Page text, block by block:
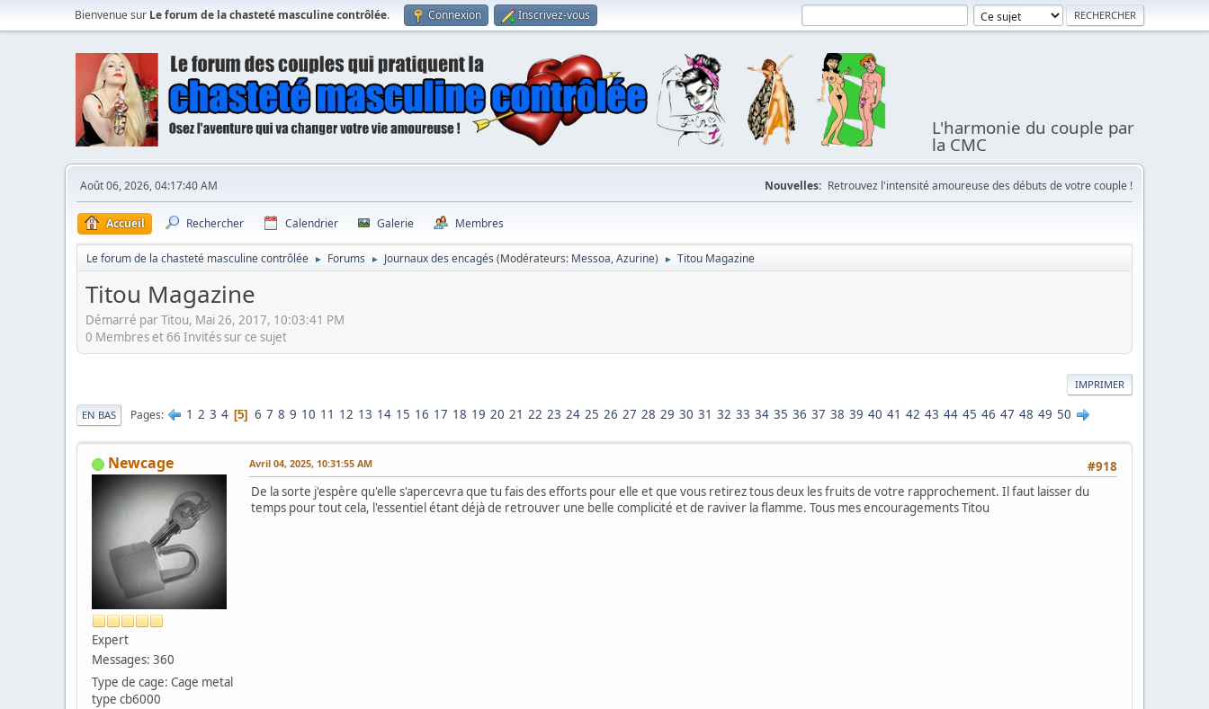
Bienvenue sur Le forum de la chasteté masculine contrôlée. Connexion Inscrivez-vous
L'harmonie du couple par
la CMC
Août 06, 2026, 04:17:40 AM Nouvelles: Retrouvez l'intensité amoureuse des débuts de votre couple !
Accueil Rechercher Calendrier Galerie Membres
Le forum de la chasteté masculine contrôlée ► Forums ► Journaux des encagés (Modérateurs: Messoa,Azurine) ► Titou Magazine
Titou Magazine
Démarré par Titou, Mai 26, 2017, 10:03:41 PM
0 Membres et 66 Invités sur ce sujet
IMPRIMER
EN BAS Pages 1 2 3 4 5 6 7 8 9 10 11 12 13 14 15 16 17 18 19 20 21 22 23 24 25 26 27 28 29 30 31 32 33 34 35 36 37 38 39 40 41 42 43 44 45 46 47 48 49 50
Newcage
Expert
Messages: 360
Type de cage: Cage metal
type cb6000
#918
Avril 04, 2025, 10:31:55 AM
De la sorte j'espère qu'elle s'apercevra que tu fais des efforts pour elle et que vous retirez tous deux les fruits de votre rapprochement. Il faut laisser du
temps pour tout cela, l'essentiel étant déjà de retrouver une belle complicité et de raviver la flamme. Tous mes encouragements Titou